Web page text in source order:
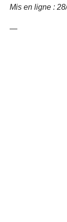
Mis en ligne :
—